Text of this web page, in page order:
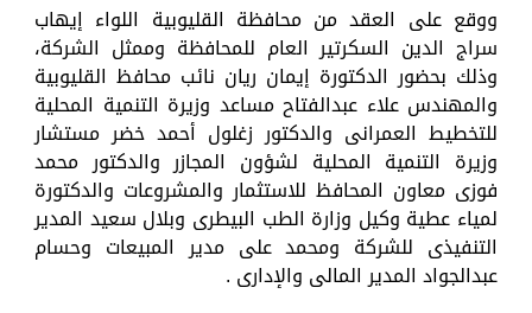
ووقع على العقد من محافظة القليوبية اللواء إيهاب
سراج الدين السكرتير العام للمحافظة وممثل الشركة،
وذلك بحضور الدكتورة إيمان ريان نائب محافظ القليوبية
والمهندس علاء عبدالفتاح مساعد وزيرة التنمية المحلية
للتخطيط العمرانى والدكتور زغلول أحمد خضر مستشار
وزيرة التنمية المحلية لشؤون المجازر والدكتور محمد
فوزى معاون المحافظ للاستثمار والمشروعات والدكتورة
لمياء عطية وكيل وزارة الطب البيطرى وبلال سعيد المدير
التنفيذى للشركة ومحمد على مدير المبيعات وحسام
عبدالجواد المدير المالى والإدارى .